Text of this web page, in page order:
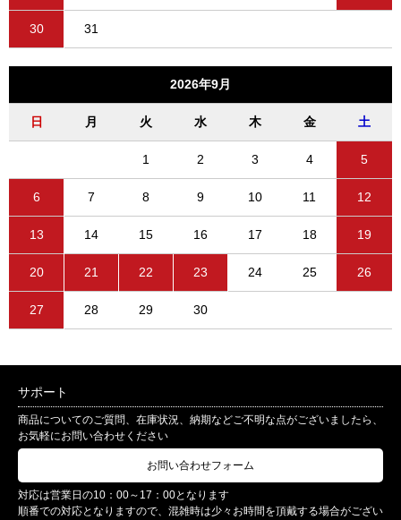
30 31
2026年9月
日 月 火 水 木 金 土
1 2 3 4 5
6 7 8 9 10 11 12
13 14 15 16 17 18 19
20 21 22 23 24 25 26
27 28 29 30
サポート
商品についてのご質問、在庫状況、納期などご不明な点がございましたら、
お気軽にお問い合わせください
お問い合わせフォーム
対応は営業日の10：00～17：00となります
順番での対応となりますので、混雑時は少々お時間を頂戴する場合がござい